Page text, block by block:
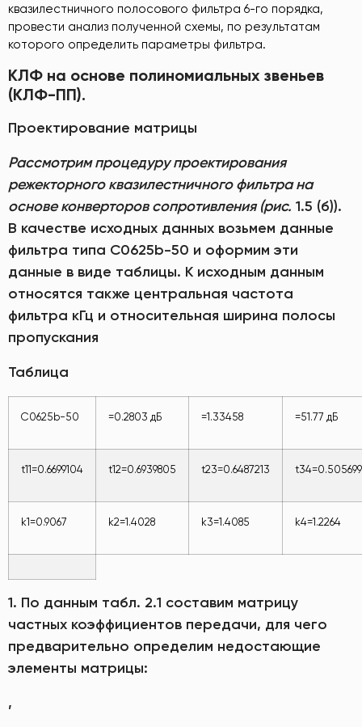
квазилестничного полосового фильтра 6-го порядка,
провести анализ полученной схемы, по результатам
которого определить параметры фильтра.
КЛФ на основе полиномиальных звеньев
(КЛФ-ПП).
Проектирование матрицы
Рассмотрим процедуру проектирования
режекторного квазилестничного фильтра на
основе конверторов сопротивления (рис. 1.5 (б)).
В качестве исходных данных возьмем данные
фильтра типа C0625b-50 и оформим эти
данные в виде таблицы. К исходным данным
относятся также центральная частота
фильтра кГц и относительная ширина полосы
пропускания
Таблица
С0625b-50 =0.2803 дБ =1.33458 =51.77 дБ
t11=0.6699104 t12=0.6939805 t23=0.6487213
k1=0.9067 k2=1.4028 k3=1.4085 k4=1.2264
1. По данным табл. 2.1 составим матрицу
частных коэффициентов передачи, для чего
предварительно определим недостающие
элементы матрицы:
,